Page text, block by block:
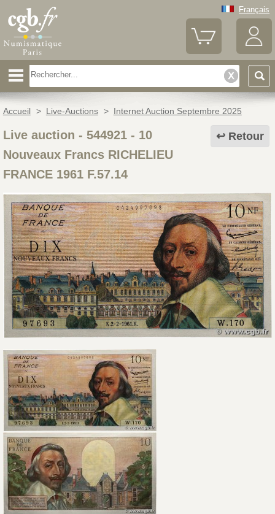
Français
Accueil > Live-Auctions > Internet Auction Septembre 2025
Retour
Live auction - 544921- 10
Nouveaux Francs RICHELIEU
FRANCE 1961 F.57.14